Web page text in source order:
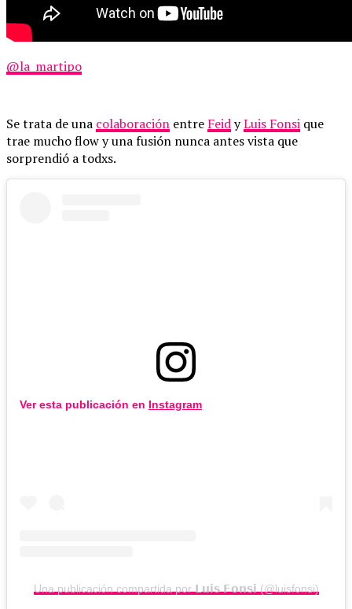
@la_martipo
Se trata de una colaboración entre FeidyLuis Fonsi que
trae mucho flow y una fusión nunca antes vista que
sorprendió a todxs.
Ver esta publicación en Instagram
Una publicación compartida por 𝗟𝘂𝗶𝘀 𝗙𝗼𝗻𝘀𝗶 (@luisfonsi)